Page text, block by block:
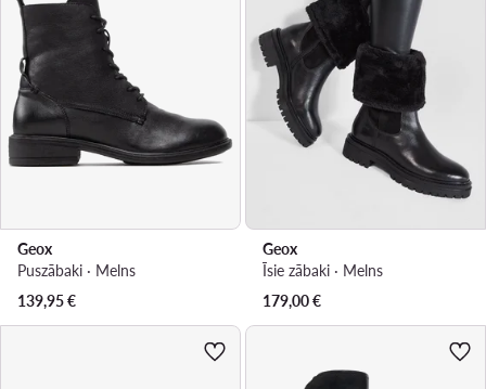
Geox
Puszābaki · Melns
139,95€
Geox
Īsie zābaki · Melns
179,00€